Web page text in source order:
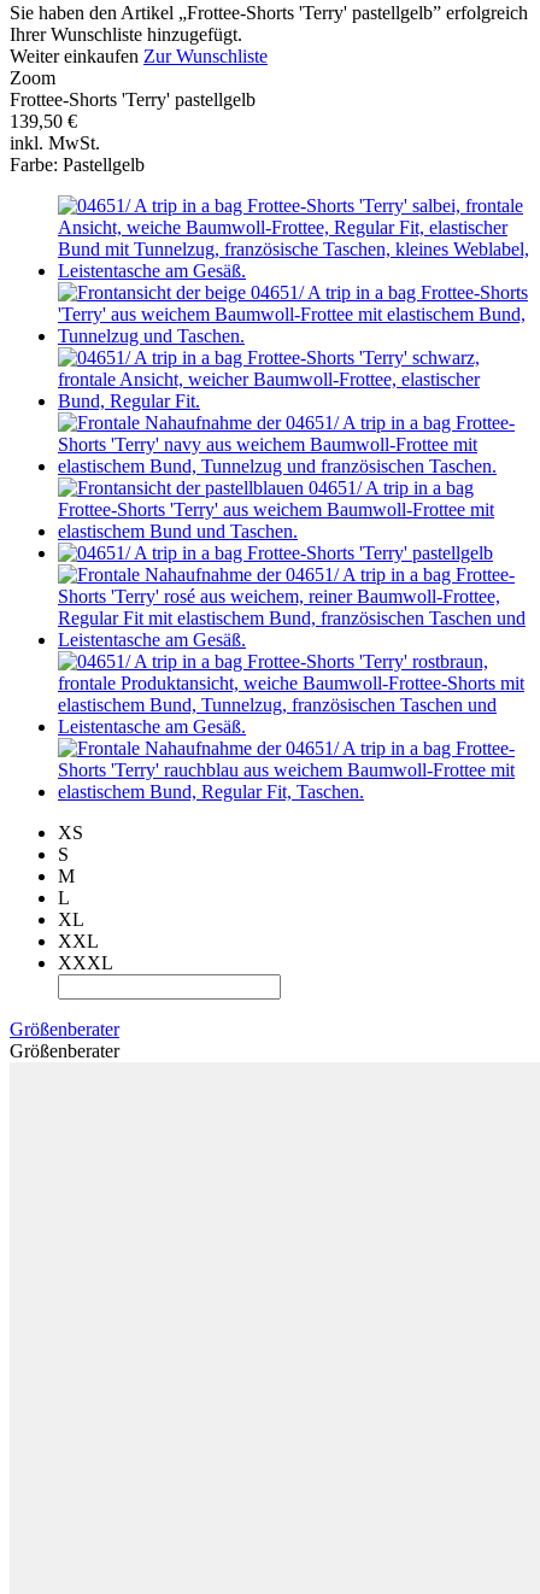
Sie haben den Artikel „Frottee-Shorts 'Terry' pastellgelb” erfolgreich
Ihrer Wunschliste hinzugefügt.
Weiter einkaufen Zur Wunschliste
Zoom
Frottee-Shorts 'Terry' pastellgelb
139,50 €
inkl. MwSt.
Farbe: Pastellgelb
XS
S
M
L
XL
XXL
XXXL
Größenberater
Größenberater